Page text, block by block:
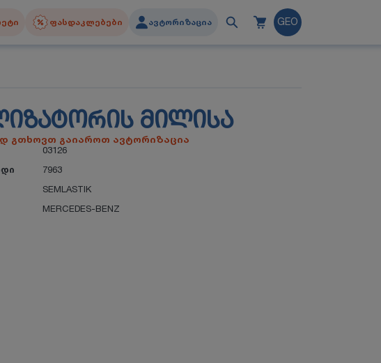
ფასდაკლებები ავტორიზაცია GEO
ᲛᲘᲚᲘᲡᲐ
გთხოვთ გაიაროთ ავტორიზაცია
03126
7963
SEMLASTIK
MERCEDES-BENZ